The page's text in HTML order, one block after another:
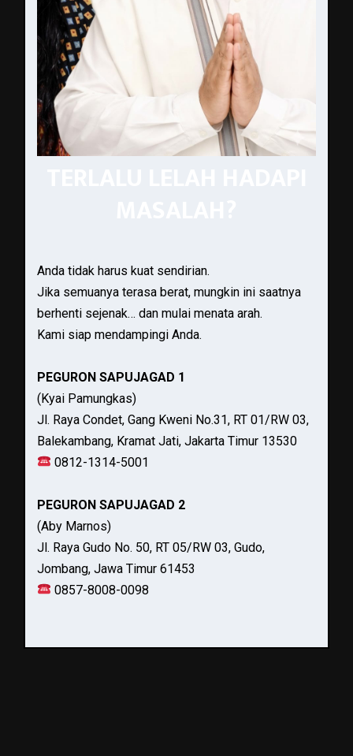
Anda tidak harus kuat sendirian.
Jika semuanya terasa berat, mungkin ini saatnya
berhenti sejenak… dan mulai menata arah.
Kami siap mendampingi Anda.
PEGURON SAPUJAGAD 1
(Kyai Pamungkas)
Jl. Raya Condet, Gang Kweni No.31, RT 01/RW 03,
Balekambang, Kramat Jati, Jakarta Timur 13530
0812-1314-5001
PEGURON SAPUJAGAD 2
(Aby Marnos)
Jl. Raya Gudo No. 50, RT 05/RW 03, Gudo,
Jombang, Jawa Timur 61453
0857-8008-0098